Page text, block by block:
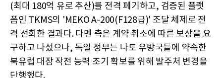
(최대 180억 유로 추산)를 전격 폐기하고, 검증된 플랫
폼인 TKMS의 'MEKO A-200(F128급)' 조달 체제로 전
격 선회한 결과다. 다멘 측은 계약 취소에 따른 보상을 요
구하고 나섰으나, 독일 정부는 나토 우방국들에 약속한
북유럽 대잠 작전 능력 조기 확보를 위해 발주처 변경을
단행했다.